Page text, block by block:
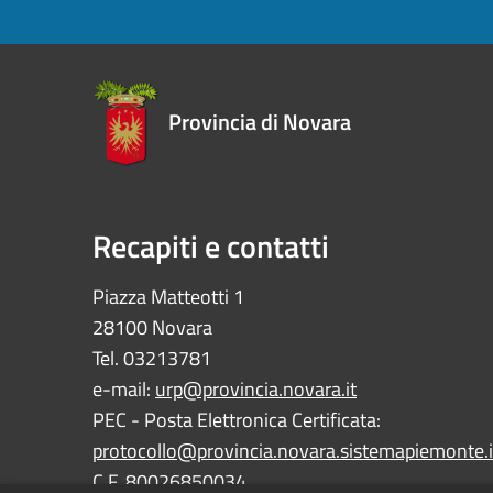
Provincia di Novara
Recapiti e contatti
Piazza Matteotti 1
28100 Novara
Tel. 03213781
e-mail: urp@provincia.novara.it
PEC - Posta Elettronica Certificata:
C.F. 80026850034